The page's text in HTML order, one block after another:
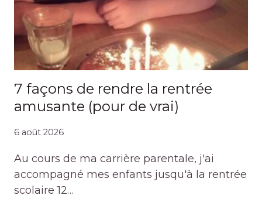
7 façons de rendre la rentrée
amusante (pour de vrai)
6 août 2026
Au cours de ma carrière parentale, j'ai
accompagné mes enfants jusqu'à la rentrée
scolaire 12…